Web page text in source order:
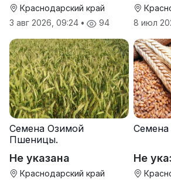
Краснодарский край
3 авг 2026, 09:24 • 94
8 июл
Семена Озимой
Пшеницы.
Не указана
Краснодарский край
Семена
Не